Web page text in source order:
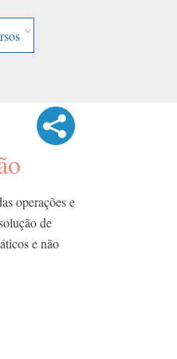
operações e
de
e não